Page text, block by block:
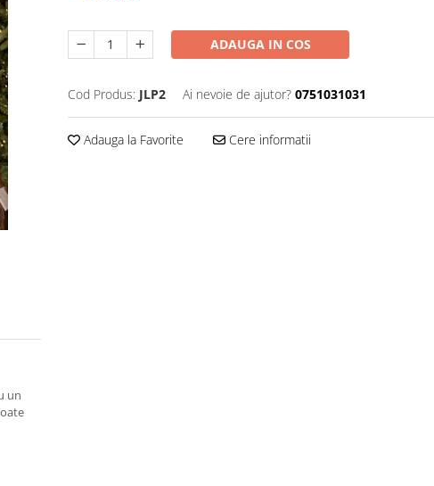
ADAUGA IN COS
Cod Produs: JLP2 Ai nevoie de ajutor? 0751031031
Adauga la Favorite Cere informatii
un